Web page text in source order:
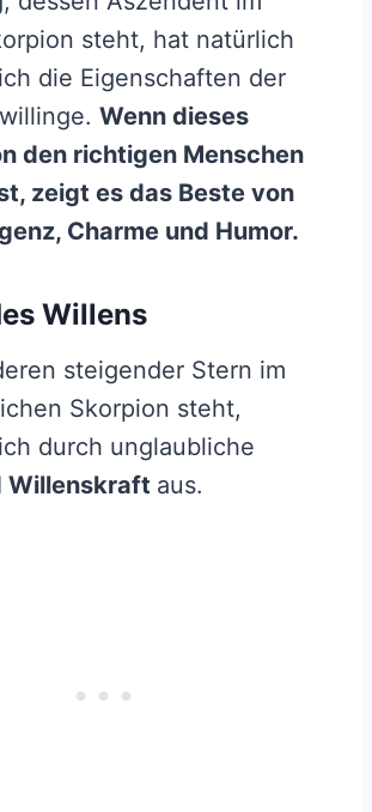
steht, hat natürlich
die Eigenschaften der
Wenn dieses
den richtigen Menschen
zeigt es das Beste von
Charme und Humor.
Willens
steigender Stern im
Skorpion steht,
durch unglaubliche
Willenskraft aus.